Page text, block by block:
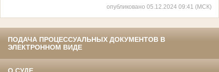
опубликовано 05.12.2024 09:41 (МСК)
ПОДАЧА ПРОЦЕССУАЛЬНЫХ ДОКУМЕНТОВ В
ЭЛЕКТРОННОМ ВИДЕ